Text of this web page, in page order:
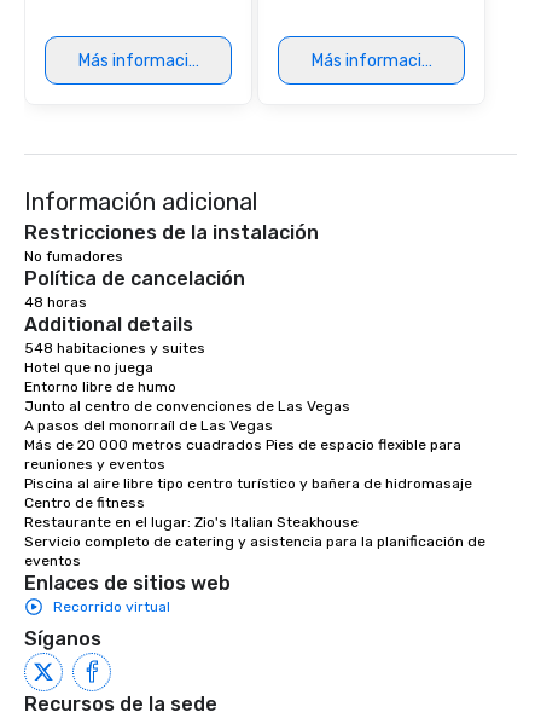
Más información Más información
Información adicional
Restricciones de la instalación
No fumadores
Política de cancelación
48 horas
Additional details
548 habitaciones y suites
Hotel que no juega
Entorno libre de humo
Junto al centro de convenciones de Las Vegas
A pasos del monorraíl de Las Vegas
Más de 20 000 metros cuadrados Pies de espacio flexible para
reuniones y eventos
Piscina al aire libre tipo centro turístico y bañera de hidromasaje
Centro de fitness
Restaurante en el lugar: Zio's Italian Steakhouse
Servicio completo de catering y asistencia para la planificación de
eventos
Enlaces de sitios web
Recorrido virtual
Síganos
Recursos de la sede